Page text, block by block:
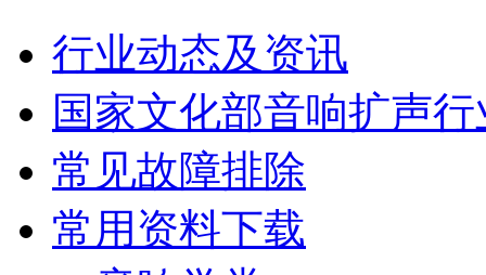
行业动态及资讯
国家文化部音响扩声
常见故障排除
常用资料下载